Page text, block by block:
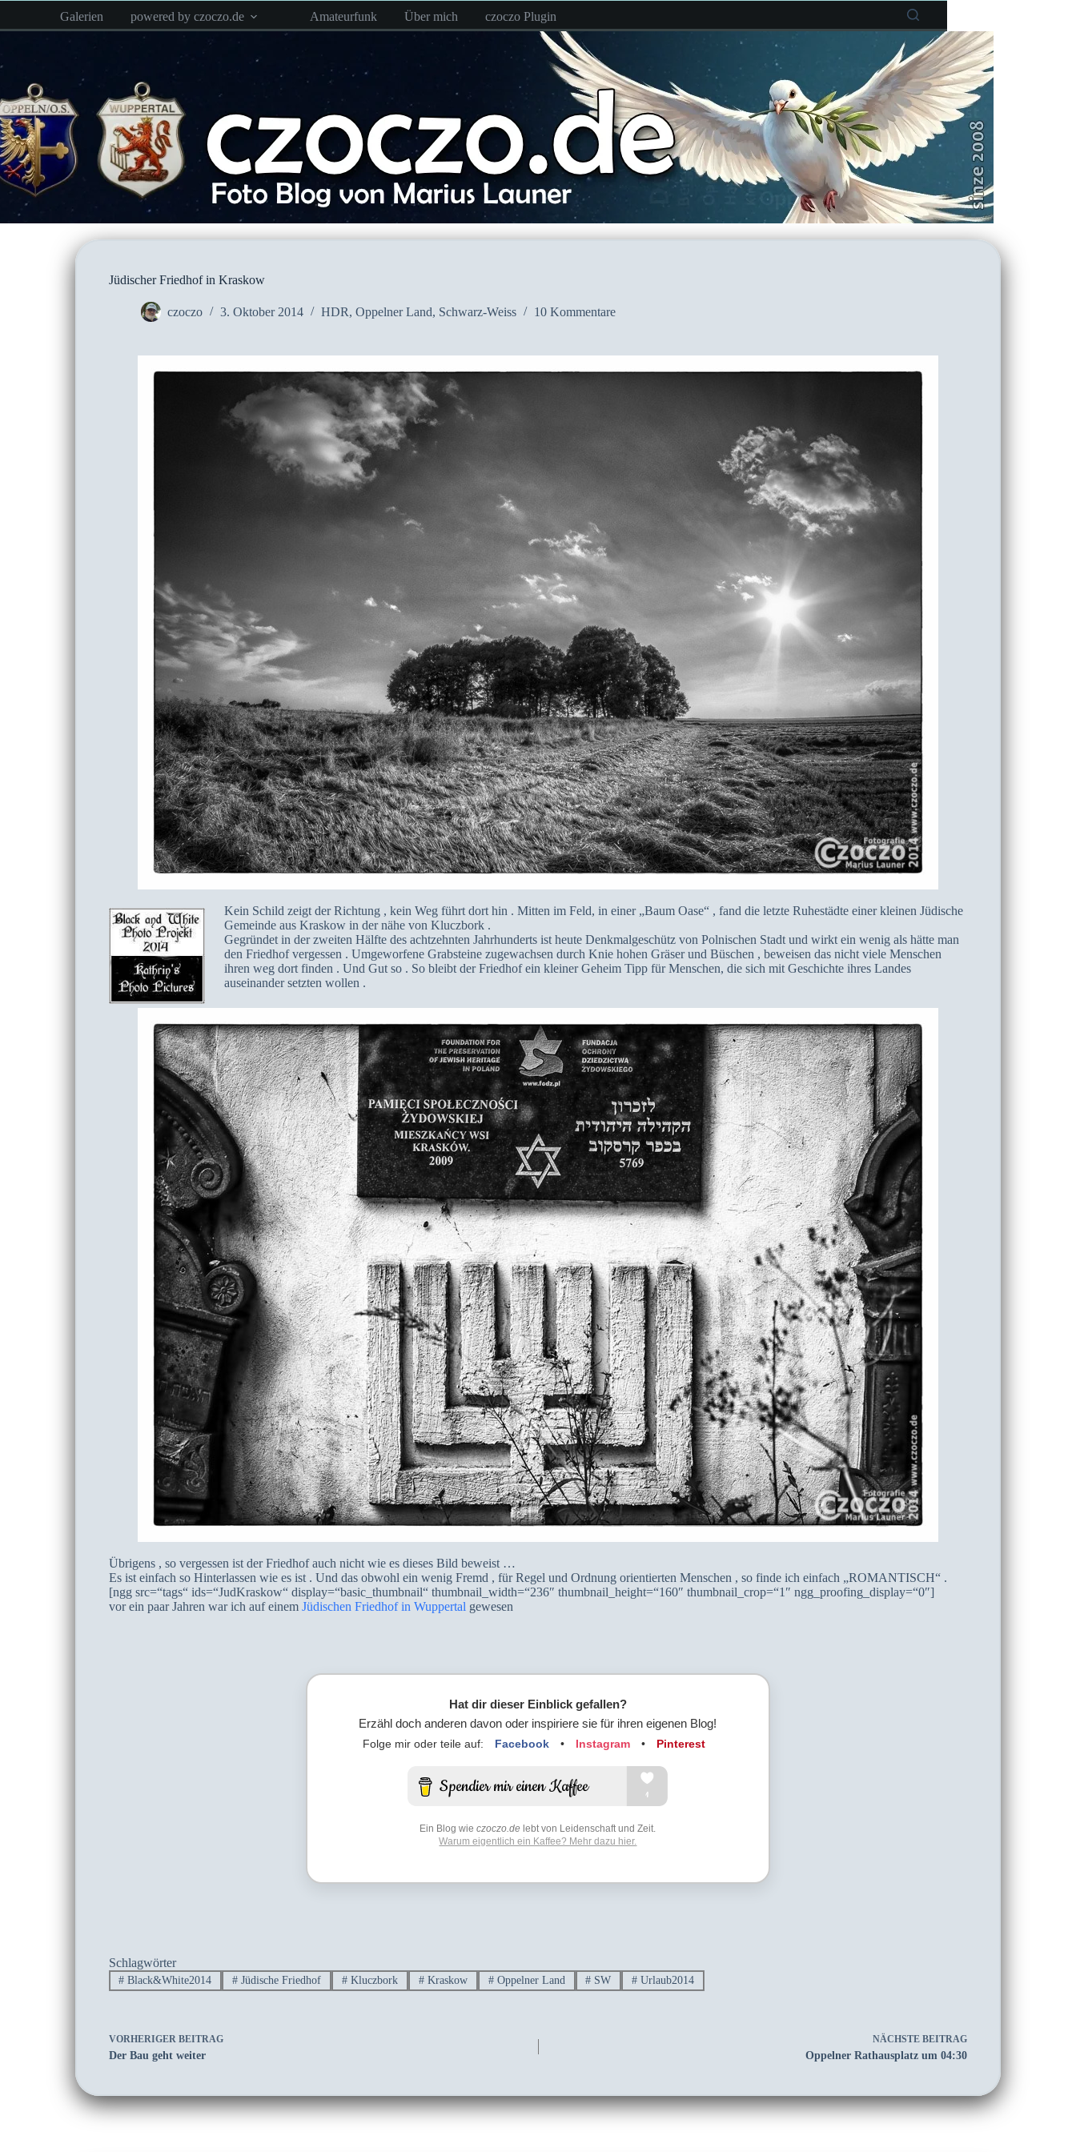
springen
Galerien powered by czoczo.de Amateurfunk Über mich czoczo Plugin
Jüdischer Friedhof in Kraskow
czoczo 3. Oktober 2014 HDR, Oppelner Land, Schwarz-Weiss 10 Kommentare
Kein Schild zeigt der Richtung , kein Weg führt dort hin . Mitten im Feld, in einer „Baum Oase“ , fand die letzte Ruhestädte einer kleinen Jüdische
Gemeinde aus Kraskow in der nähe von Kluczbork .
Gegründet in der zweiten Hälfte des achtzehnten Jahrhunderts ist heute Denkmalgeschütz von Polnischen Stadt und wirkt ein wenig als hätte man
den Friedhof vergessen . Umgeworfene Grabsteine zugewachsen durch Knie hohen Gräser und Büschen , beweisen das nicht viele Menschen
ihren weg dort finden . Und Gut so . So bleibt der Friedhof ein kleiner Geheim Tipp für Menschen, die sich mit Geschichte ihres Landes
auseinander setzten wollen .
Übrigens , so vergessen ist der Friedhof auch nicht wie es dieses Bild beweist …
Es ist einfach so Hinterlassen wie es ist . Und das obwohl ein wenig Fremd , für Regel und Ordnung orientierten Menschen , so finde ich einfach „ROMANTISCH“ .
[ngg src=“tags“ ids=“JudKraskow“ display=“basic_thumbnail“ thumbnail_width=“236″ thumbnail_height=“160″ thumbnail_crop=“1″ ngg_proofing_display=“0″]
vor ein paar Jahren war ich auf einem Jüdischen Friedhof in Wuppertal gewesen
Hat dir dieser Einblick gefallen?
Erzähl doch anderen davon oder inspiriere sie für ihren eigenen Blog!
Folge mir oder teile auf: Facebook • Instagram • Pinterest
Ein Blog wieczoczo.de lebt von Leidenschaft und Zeit.
Warum eigentlich ein Kaffee? Mehr dazu hier.
Schlagwörter
# Black&White2014 # Jüdische Friedhof # Kluczbork #Kraskow #Oppelner Land # SW # Urlaub2014
VORHERIGER BEITRAG
Der Bau geht weiter
NÄCHSTEBEITRAG
Oppelner Rathausplatz um 04:30